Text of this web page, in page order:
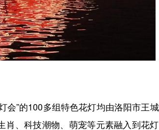
”的100多组特色花灯均由洛阳市王
肖、科技潮物、萌宠等元素融入到花